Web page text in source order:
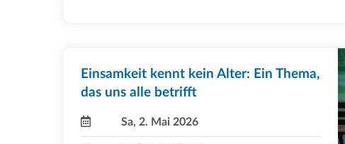
Einsamkeit kennt kein Alter: Ein Thema,
das uns alle betrifft
Sa, 2. Mai 2026